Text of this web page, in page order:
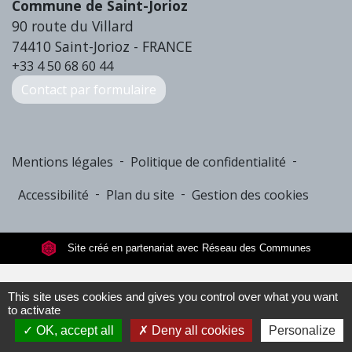
Commune de Saint-Jorioz
90 route du Villard
74410 Saint-Jorioz - FRANCE
+33 4 50 68 60 44
Contact par formulaire
Mentions légales - Politique de confidentialité -
Accessibilité - Plan du site - Gestion des cookies
Site créé en partenariat avec Réseau des Communes
This site uses cookies and gives you control over what you want
to activate
OK, accept all
Deny all cookies Personalize